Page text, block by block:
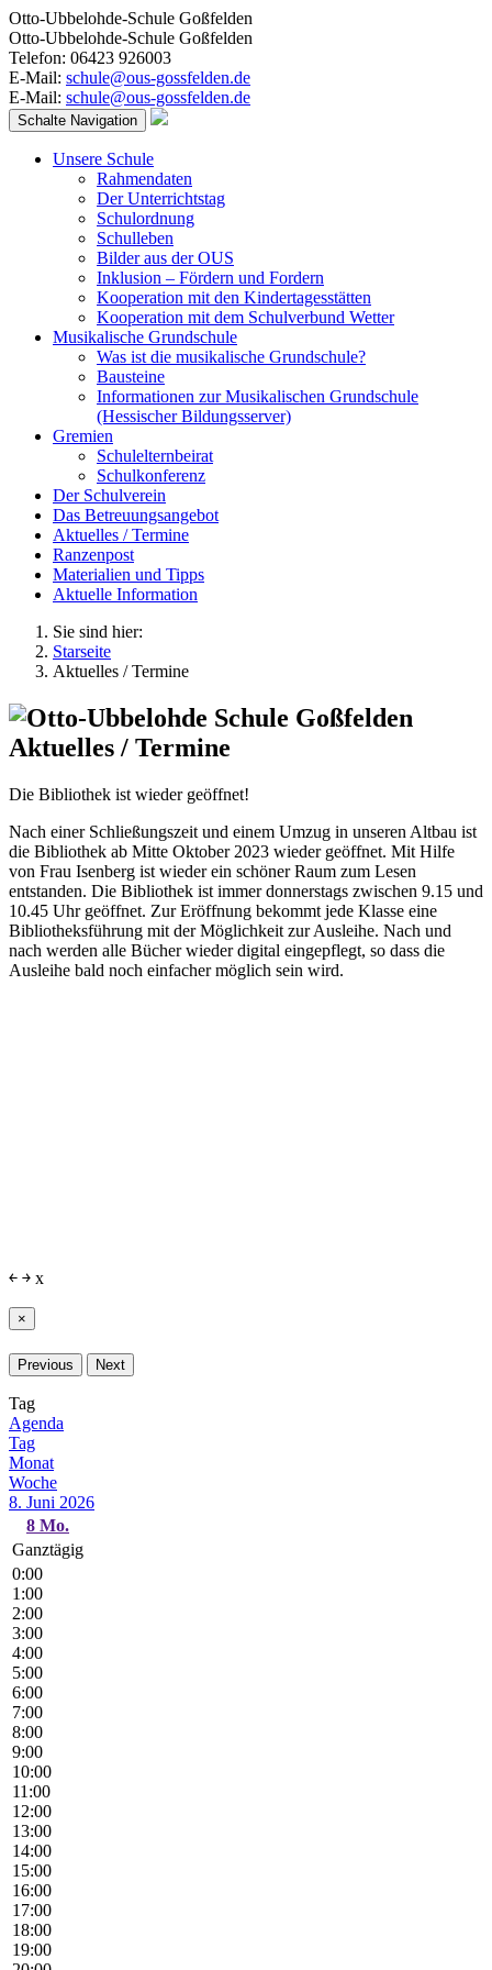
Otto-Ubbelohde-Schule Goßfelden
Otto-Ubbelohde-Schule Goßfelden
Telefon: 06423 926003
E-Mail: schule@ous-gossfelden.de
E-Mail: schule@ous-gossfelden.de
Schalte Navigation
Unsere Schule
Rahmendaten
Der Unterrichtstag
Schulordnung
Schulleben
Bilder aus der OUS
Inklusion – Fördern und Fordern
Kooperation mit den Kindertagesstätten
Kooperation mit dem Schulverbund Wetter
Musikalische Grundschule
Was ist die musikalische Grundschule?
Bausteine
Informationen zur Musikalischen Grundschule
(Hessischer Bildungsserver)
Gremien
Schulelternbeirat
Schulkonferenz
Der Schulverein
Das Betreuungsangebot
Aktuelles / Termine
Ranzenpost
Materialien und Tipps
Aktuelle Information
Sie sind hier:
Starseite
Aktuelles / Termine
Aktuelles / Termine
Die Bibliothek ist wieder geöffnet!
Nach einer Schließungszeit und einem Umzug in unseren Altbau ist
die Bibliothek ab Mitte Oktober 2023 wieder geöffnet. Mit Hilfe
von Frau Isenberg ist wieder ein schöner Raum zum Lesen
entstanden. Die Bibliothek ist immer donnerstags zwischen 9.15 und
10.45 Uhr geöffnet. Zur Eröffnung bekommt jede Klasse eine
Bibliotheksführung mit der Möglichkeit zur Ausleihe. Nach und
nach werden alle Bücher wieder digital eingepflegt, so dass die
Ausleihe bald noch einfacher möglich sein wird.
￩ ￫ x
×
Previous Next
Tag
Agenda
Tag
Monat
Woche
8. Juni 2026
8 Mo.
Ganztägig
0:00
1:00
2:00
3:00
4:00
5:00
6:00
7:00
8:00
9:00
10:00
11:00
12:00
13:00
14:00
15:00
16:00
17:00
18:00
19:00